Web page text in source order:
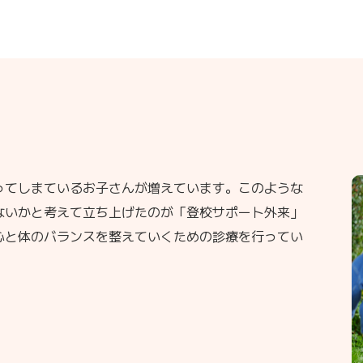
しまているお子さんが増えています。このような
かと考えて立ち上げたのが「登校サポート外来」
体のバランスを整えていくための診療を行ってい